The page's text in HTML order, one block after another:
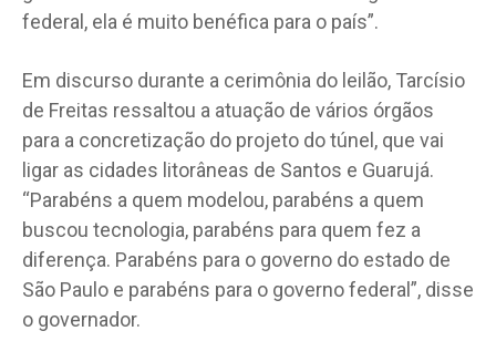
federal, ela é muito benéfica para o país”.
Em discurso durante a cerimônia do leilão, Tarcísio
de Freitas ressaltou a atuação de vários órgãos
para a concretização do projeto do túnel, que vai
ligar as cidades litorâneas de Santos e Guarujá.
“Parabéns a quem modelou, parabéns a quem
buscou tecnologia, parabéns para quem fez a
diferença. Parabéns para o governo do estado de
São Paulo e parabéns para o governo federal”, disse
o governador.